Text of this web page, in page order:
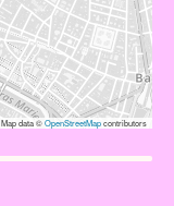
Map data ©OpenStreetMapcontributors